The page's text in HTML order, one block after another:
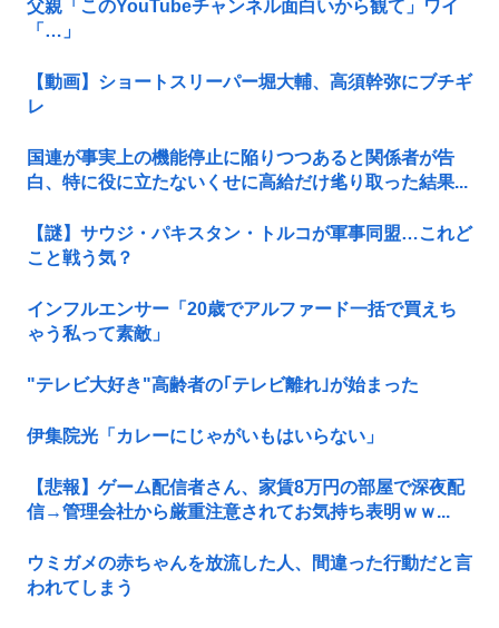
父親「このYouTubeチャンネル面白いから観て」ワイ
「…」
【動画】ショートスリーパー堀大輔、高須幹弥にブチギ
レ
国連が事実上の機能停止に陥りつつあると関係者が告
白、特に役に立たないくせに高給だけ毟り取った結果...
【謎】サウジ・パキスタン・トルコが軍事同盟…これど
こと戦う気？
インフルエンサー「20歳でアルファード一括で買えち
ゃう私って素敵」
"テレビ大好き"高齢者の｢テレビ離れ｣が始まった
伊集院光「カレーにじゃがいもはいらない」
【悲報】ゲーム配信者さん、家賃8万円の部屋で深夜配
信→管理会社から厳重注意されてお気持ち表明ｗｗ...
ウミガメの赤ちゃんを放流した人、間違った行動だと言
われてしまう